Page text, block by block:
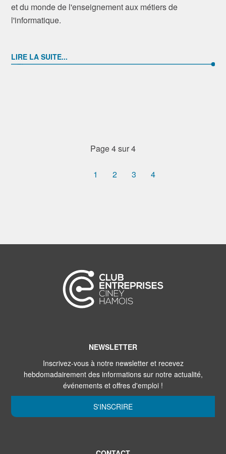
et du monde de l'enseignement aux métiers de
l'informatique.
LIRE LA SUITE...
Page 4 sur 4
1 2 3 4
NEWSLETTER
Inscrivez-vous à notre newsletter et recevez
hebdomadairement des informations sur notre actualité,
événements et offres d'emploi !
S'INSCRIRE